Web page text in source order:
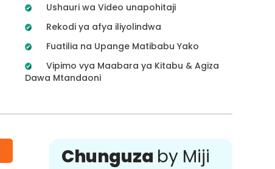
Ushauri wa Video unapohitaji
Rekodi ya afya iliyolindwa
Fuatilia na Upange Matibabu Yako
Vipimo vya Maabara ya Kitabu & Agiza
Dawa Mtandaoni
Chunguza by Miji